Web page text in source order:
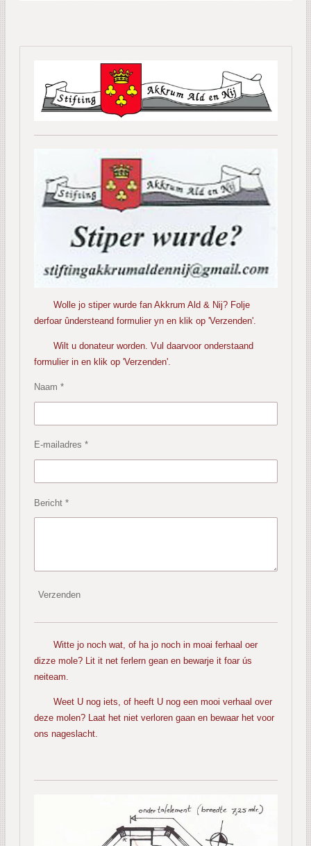
Wolle jo stiper wurde fan Akkrum Ald & Nij? Folje
derfoar ûndersteand formulier yn en klik op 'Verzenden'.
Wilt u donateur worden. Vul daarvoor onderstaand
formulier in en klik op 'Verzenden'.
Naam *
E-mailadres *
Bericht *
Verzenden
Witte jo noch wat, of ha jo noch in moai ferhaal oer
dizze mole? Lit it net ferlern gean en bewarje it foar ús
neiteam.
Weet U nog iets, of heeft U nog een mooi verhaal over
deze molen? Laat het niet verloren gaan en bewaar het voor
ons nageslacht.